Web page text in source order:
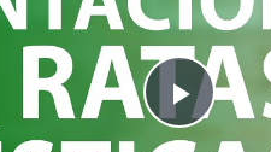
Play